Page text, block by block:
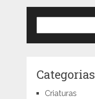
Categorias
Criaturas